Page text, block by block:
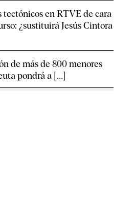
en RTVE de cara
¿sustituirá Jesús Cintora
de más de 800 menores
pondrá a [...]